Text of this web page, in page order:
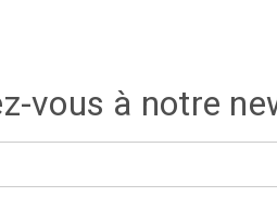
vous à notre